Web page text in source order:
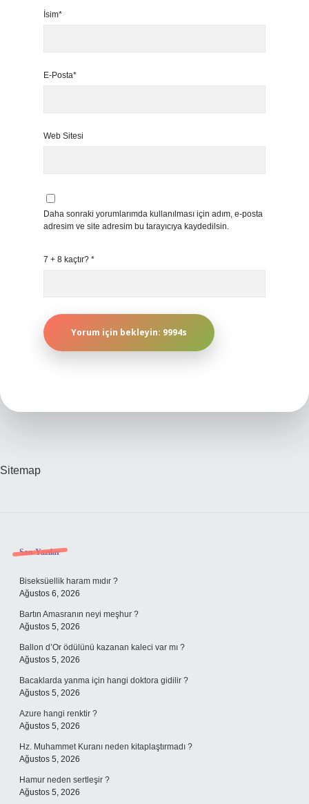
İsim*
E-Posta*
Web Sitesi
Daha sonraki yorumlarımda kullanılması için adım, e-posta
adresim ve site adresim bu tarayıcıya kaydedilsin.
7 + 8 kaçtır? *
Sitemap
Sidebar
Son Yazılar
Biseksüellik haram mıdır ?
Ağustos 6, 2026
Bartın Amasranın neyi meşhur ?
Ağustos 5, 2026
Ballon d’Or ödülünü kazanan kaleci var mı ?
Ağustos 5, 2026
Bacaklarda yanma için hangi doktora gidilir ?
Ağustos 5, 2026
Azure hangi renktir ?
Ağustos 5, 2026
Hz. Muhammet Kuranı neden kitaplaştırmadı ?
Ağustos 5, 2026
Hamur neden sertleşir ?
Ağustos 5, 2026